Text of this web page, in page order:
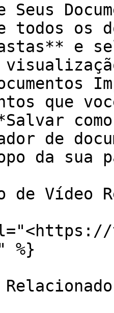
Seus
todos os
e
que
de
da sua
de Vídeo
%}